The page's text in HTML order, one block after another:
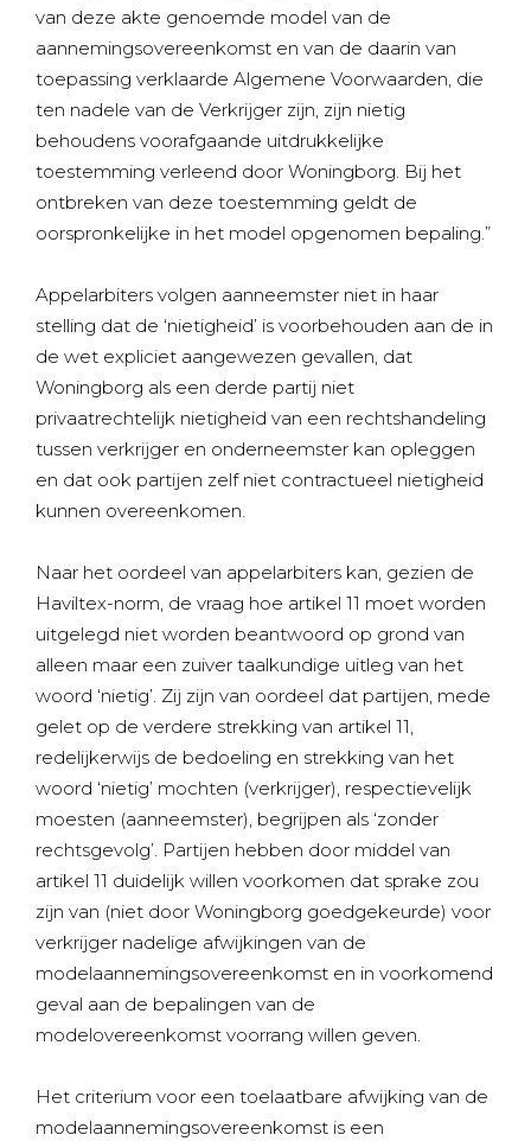
van deze akte genoemde model van de
aannemingsovereenkomst en van de daarin van
toepassing verklaarde Algemene Voorwaarden, die
ten nadele van de Verkrijger zijn, zijn nietig
behoudens voorafgaande uitdrukkelijke
toestemming verleend door Woningborg. Bij het
ontbreken van deze toestemming geldt de
oorspronkelijke in het model opgenomen bepaling.”
Appelarbiters volgen aanneemster niet in haar
stelling dat de ‘nietigheid’ is voorbehouden aan de in
de wet expliciet aangewezen gevallen, dat
Woningborg als een derde partij niet
privaatrechtelijk nietigheid van een rechtshandeling
tussen verkrijger en onderneemster kan opleggen
en dat ook partijen zelf niet contractueel nietigheid
kunnen overeenkomen.
Naar het oordeel van appelarbiters kan, gezien de
Haviltex-norm, de vraag hoe artikel 11 moet worden
uitgelegd niet worden beantwoord op grond van
alleen maar een zuiver taalkundige uitleg van het
woord ‘nietig’. Zij zijn van oordeel dat partijen, mede
gelet op de verdere strekking van artikel 11,
redelijkerwijs de bedoeling en strekking van het
woord ‘nietig’ mochten (verkrijger), respectievelijk
moesten (aanneemster), begrijpen als ‘zonder
rechtsgevolg’. Partijen hebben door middel van
artikel 11 duidelijk willen voorkomen dat sprake zou
zijn van (niet door Woningborg goedgekeurde) voor
verkrijger nadelige afwijkingen van de
modelaannemingsovereenkomst en in voorkomend
geval aan de bepalingen van de
modelovereenkomst voorrang willen geven.
Het criterium voor een toelaatbare afwijking van de
modelaannemingsovereenkomst is een